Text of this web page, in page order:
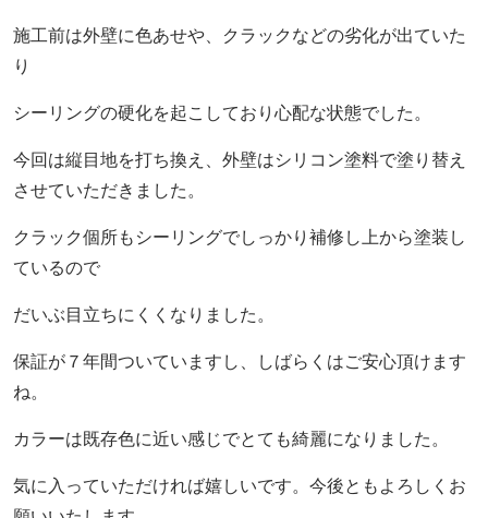
施工前は外壁に色あせや、クラックなどの劣化が出ていた
り
シーリングの硬化を起こしており心配な状態でした。
今回は縦目地を打ち換え、外壁はシリコン塗料で塗り替え
させていただきました。
クラック個所もシーリングでしっかり補修し上から塗装し
ているので
だいぶ目立ちにくくなりました。
保証が７年間ついていますし、しばらくはご安心頂けます
ね。
カラーは既存色に近い感じでとても綺麗になりました。
気に入っていただければ嬉しいです。今後ともよろしくお